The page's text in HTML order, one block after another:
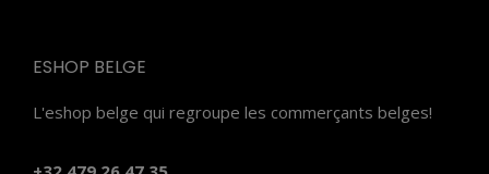
ESHOP BELGE
L'eshop belge qui regroupe les commerçants belges!